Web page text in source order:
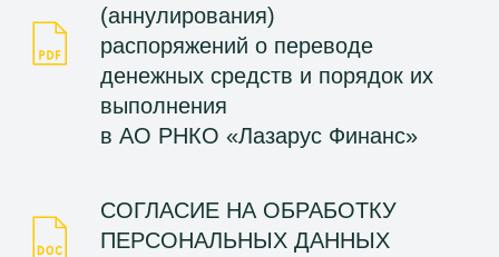
(аннулирования)
распоряжений о переводе
денежных средств и порядок их
выполнения
в АО РНКО «Лазарус Финанс»
СОГЛАСИЕ НА ОБРАБОТКУ
ПЕРСОНАЛЬНЫХ ДАННЫХ